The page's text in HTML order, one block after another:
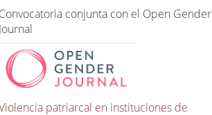
C
o
Convocatoria conjunta con el Open Gender
Journal
patriarcal en instituciones de